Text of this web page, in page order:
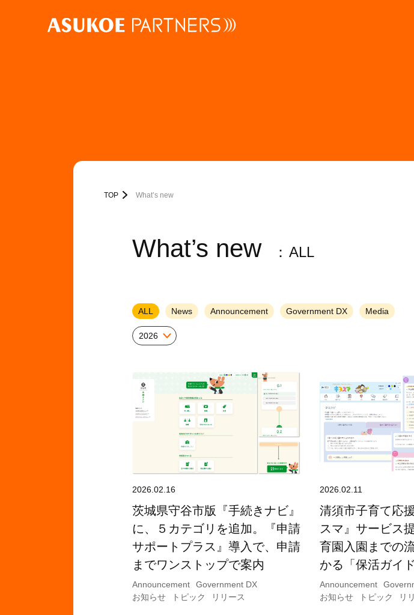
TOP What’s new
What’s new ALL
ALL News Announcement Government DX Media
2026
2026.02.16
茨城県守谷市版『手続きナビ』
に、５カテゴリを追加。『申請
サポートプラス』導入で、申請
までワンストップで案内
Announcement
Government DX
お知らせ
トピック リリース
2026.02.11
清須市子育て応
スマ』サービス
育園入園までの
かる「保活ガイ
Announcement
お知らせ
トピック リ